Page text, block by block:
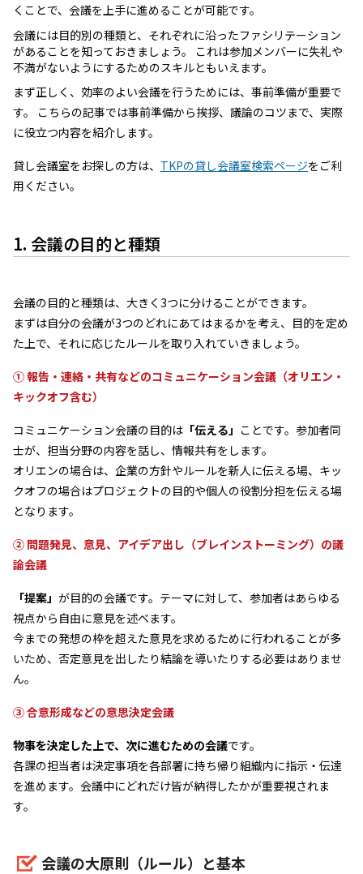
くことで、会議を上手に進めることが可能です。
会議には目的別の種類と、それぞれに沿ったファシリテーション
があることを知っておきましょう。 これは参加メンバーに失礼や
不満がないようにするためのスキルともいえます。
まず正しく、効率のよい会議を行うためには、事前準備が重要で
す。 こちらの記事では事前準備から挨拶、議論のコツまで、実際
に役立つ内容を紹介します。
貸し会議室をお探しの方は、 TKPの貸し会議室検索ページをご利
用ください。
1. 会議の目的と種類
会議の目的と種類は、大きく3つに分けることができます。
まずは自分の会議が3つのどれにあてはまるかを考え、目的を定め
た上で、それに応じたルールを取り入れていきましょう。
① 報告・連絡・共有などのコミュニケーション会議（オリエン・
キックオフ含む）
コミュニケーション会議の目的は 「伝える」 ことです。参加者同
士が、担当分野の内容を話し、情報共有をします。
オリエンの場合は、企業の方針やルールを新人に伝える場、キッ
クオフの場合はプロジェクトの目的や個人の役割分担を伝える場
となります。
② 問題発見、意見、アイデア出し（ブレインストーミング）の議
論会議
「提案」 が目的の会議です。テーマに対して、参加者はあらゆる
視点から自由に意見を述べます。
今までの発想の枠を超えた意見を求めるために行われることが多
いため、否定意見を出したり結論を導いたりする必要はありませ
ん。
③ 合意形成などの意思決定会議
物事を決定した上で、次に進むための会議です。
各課の担当者は決定事項を各部署に持ち帰り組織内に指示・伝達
を進めます。会議中にどれだけ皆が納得したかが重要視されま
す。
会議の大原則（ルール）と基本